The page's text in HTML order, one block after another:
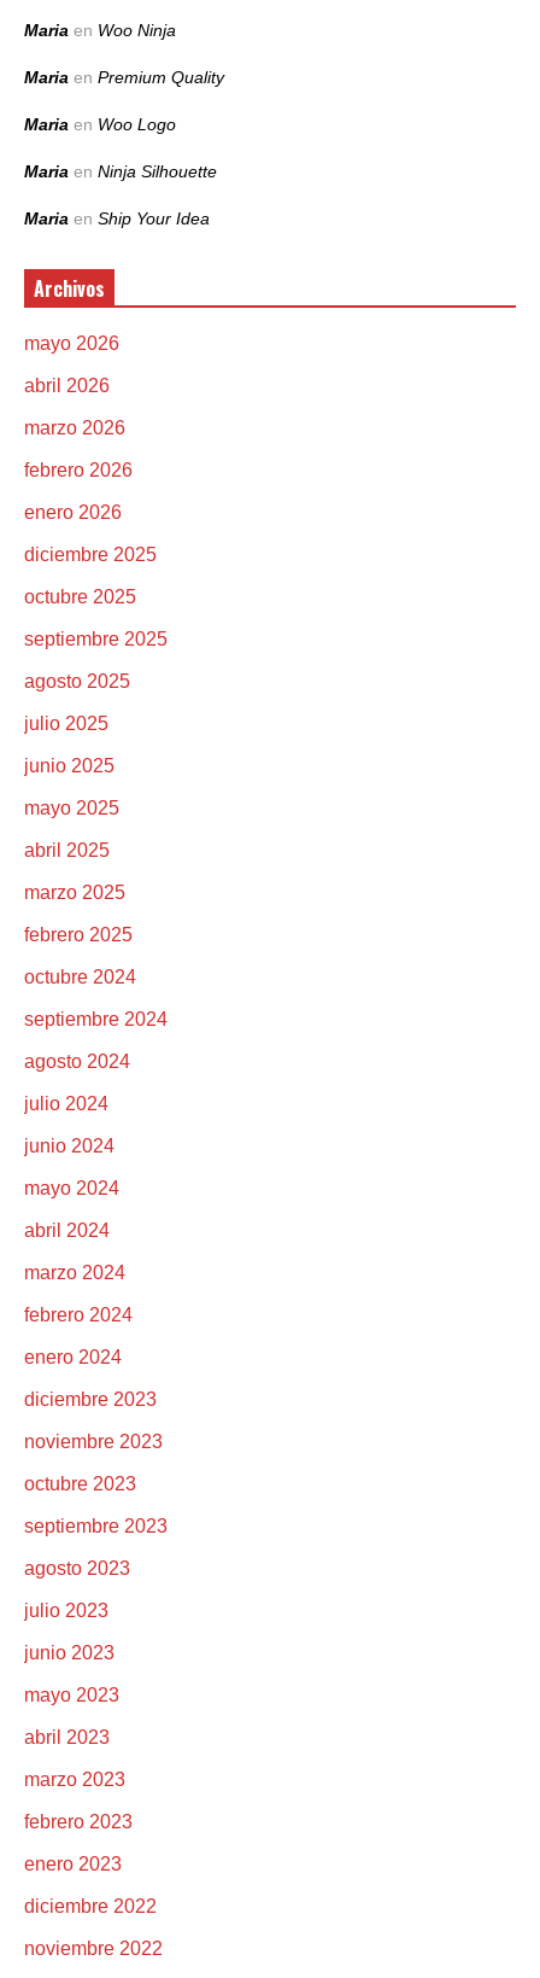
Maria en Woo Ninja
Maria en Premium Quality
Maria en Woo Logo
Maria en Ninja Silhouette
Maria en Ship Your Idea
Archivos
mayo 2026
abril 2026
marzo 2026
febrero 2026
enero 2026
diciembre 2025
octubre 2025
septiembre 2025
agosto 2025
julio 2025
junio 2025
mayo 2025
abril 2025
marzo 2025
febrero 2025
octubre 2024
septiembre 2024
agosto 2024
julio 2024
junio 2024
mayo 2024
abril 2024
marzo 2024
febrero 2024
enero 2024
diciembre 2023
noviembre 2023
octubre 2023
septiembre 2023
agosto 2023
julio 2023
junio 2023
mayo 2023
abril 2023
marzo 2023
febrero 2023
enero 2023
diciembre 2022
noviembre 2022